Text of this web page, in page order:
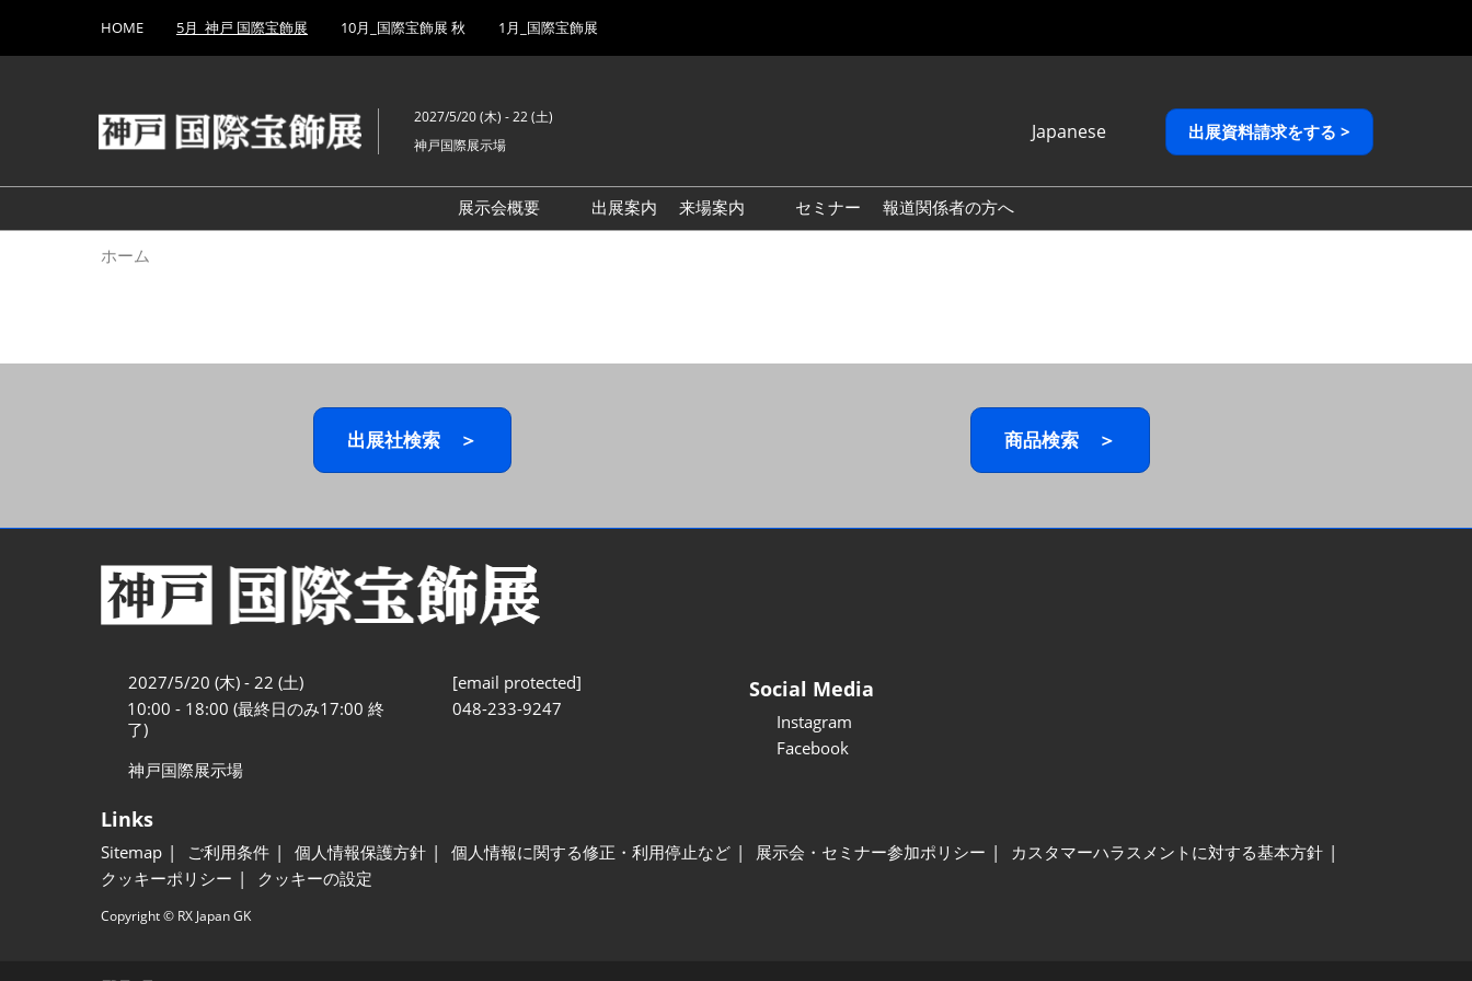
キ
し
て
to
HOME 5月_神戸 国際宝飾展 10月_国際宝飾展 秋 1月_国際宝飾展
2027/5/20 (木) - 22 (土)
神戸国際展示場
Japanese
English
繁體中文
出展資料請求をする >
展示会概要
出展案内
来場案内
セミナー 報道関係者の方へ
ホーム
出展社検索 ＞ 商品検索 ＞
2027/5/20 (木) - 22 (土)
10:00 - 18:00 (最終日のみ17:00 終
了)
神戸国際展示場
[email protected]
048-233-9247
Social Media
Instagram
Facebook
Links
Sitemap ご利用条件 個人情報保護方針 個人情報に関する修正・利用停止など 展示会・セミナー参加ポリシー
カスタマーハラスメントに対する基本方針
クッキーポリシー
クッキーの設定
Copyright © RX Japan GK